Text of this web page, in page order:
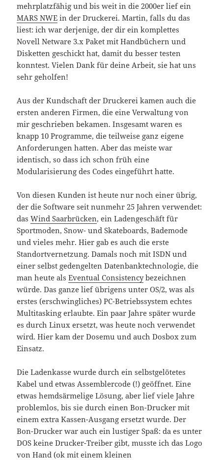
mehrplatzfähig und bis weit in die 2000er lief ein
MARS NWE in der Druckerei. Martin, falls du das
liest: ich war derjenige, der dir ein komplettes
Novell Netware 3.x Paket mit Handbüchern und
Disketten geschickt hat, damit du besser testen
konntest. Vielen Dank für deine Arbeit, sie hat uns
sehr geholfen!
Aus der Kundschaft der Druckerei kamen auch die
ersten anderen Firmen, die eine Verwaltung von
mir geschrieben bekamen. Insgesamt waren es
knapp 10 Programme, die teilweise ganz eigene
Anforderungen hatten. Aber das meiste war
identisch, so dass ich schon früh eine
Modularisierung des Codes eingeführt hatte.
Von diesen Kunden ist heute nur noch einer übrig,
der die Software seit nunmehr 25 Jahren verwendet:
dasWind Saarbrücken, ein Ladengeschäft für
Sportmoden, Snow- und Skateboards, Bademode
und vieles mehr. Hier gab es auch die erste
Standortvernetzung. Damals noch mit ISDN und
einer selbst gedengelten Datenbanktechnologie, die
man heute alsEventual Consistencybezeichnen
würde. Das ganze lief übrigens unter OS/2, was als
erstes (erschwingliches) PC-Betriebssystem echtes
Multitasking erlaubte. Ein paar Jahre später wurde
es durch Linux ersetzt, was heute noch verwendet
wird. Hier kam der Dosemu und auch Dosbox zum
Einsatz.
Die Ladenkasse wurde durch ein selbstgelötetes
Kabel und etwas Assemblercode (!) geöffnet. Eine
etwas hemdsärmelige Lösung, aber lief viele Jahre
problemlos, bis sie durch einen Bon-Drucker mit
einem extra Kassen-Ausgang ersetzt wurde. Der
Bon-Drucker war auch ein lustiger Spaß: da es unter
DOS keine Drucker-Treiber gibt, musste ich das Logo
von Hand (ok mit einem kleinen